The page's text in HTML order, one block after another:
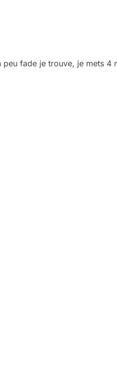
fade je trouve, je mets 4